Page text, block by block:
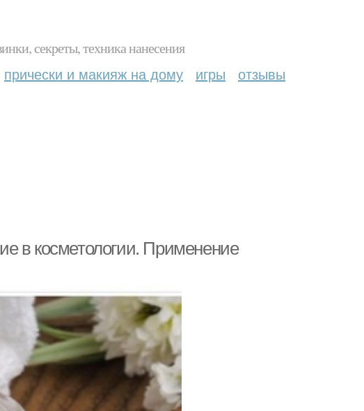
секреты, техника нанесения
прически и макияж на дому игры отзывы
в косметологии. Применение